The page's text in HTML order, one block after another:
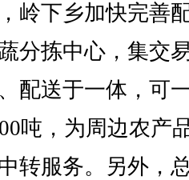
岭下乡加快完善
分拣中心，集交
配送于一体，可
吨，为周边农产
转服务。另外，